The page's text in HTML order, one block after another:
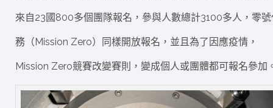
來自23國800多個團隊報名，參與人數總計3100多人，零
務（Mission Zero）同樣開放報名，並且為了因應疫情，
Mission Zero競賽改變賽則，變成個人或團體都可報名參加